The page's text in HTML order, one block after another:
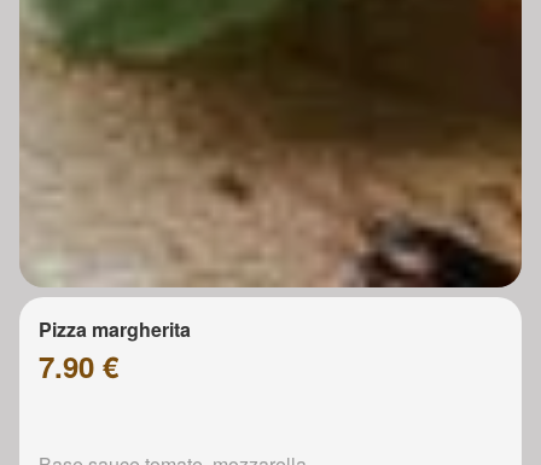
Pizza margherita
7.90 €